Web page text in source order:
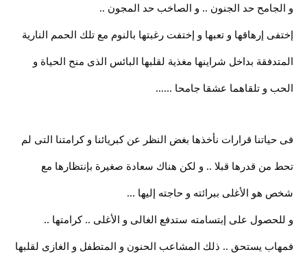
و الجامح حد الجنون .. و الصاخب حد المجون ..
إختفى إرهاقها و تعبها و إختفت رغبتها بالنوم مع تلك الحمم النارية
المتدفقة بداخل شراينها مغذية لقلبها البائس الذى منح الحياة و
الحب و تلقاهما عشقا جامحا ......
فى حياتنا قرارات نأخذها بغض النظر عن كبريائنا و كرامتنا التى لم
تحط من قدرها قبلا .. و لكن هناك سعادة صغيرة بإنتظارها مع
شخص هو الأغلى ببرائته و حاجته إليها ...
و للحصول على إبتسامته ستدفع الغالى و الأغلى .. كرامتها ..
فمهاب يستحق .. ذلك المشاعب الحنون و المتطفل و الغازى لقلبها